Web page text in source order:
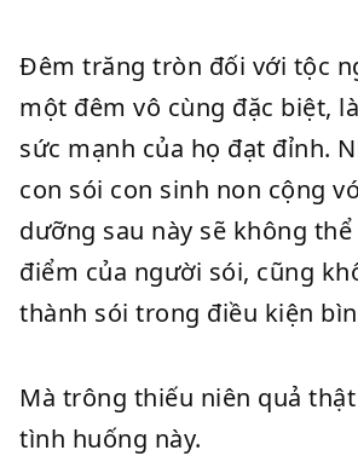
Đêm trăng tròn đối với tộc
một đêm vô cùng đặc biệt,
sức mạnh của họ đạt đỉnh.
con sói con sinh non cộng
dưỡng sau này sẽ không
điểm của người sói, cũng
thành sói trong điều kiện
Mà trông thiếu niên quả
tình huống này.